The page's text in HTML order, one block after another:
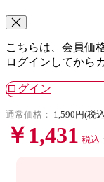
こちらは、会員価
ログインしてから
ログイン
通常価格： 1,590円(税
￥1,431 税込